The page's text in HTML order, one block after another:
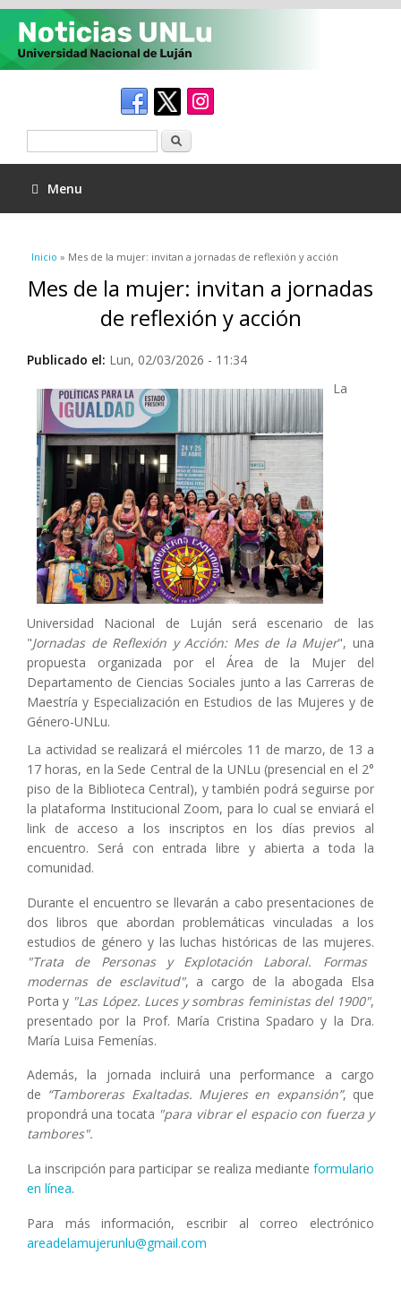
Menu
Se encuentra usted aquí
Inicio » Mes de la mujer: invitan a jornadas de reflexión y acción
Mes de la mujer: invitan a jornadas
de reflexión y acción
Publicado el: Lun, 02/03/2026 - 11:34
La
Universidad Nacional de Luján será escenario de las
"Jornadas de Reflexión y Acción: Mes de la Mujer", una
propuesta organizada por el Área de la Mujer del
Departamento de Ciencias Sociales junto a las Carreras de
Maestría y Especialización en Estudios de las Mujeres y de
Género-UNLu.
La actividad se realizará el miércoles 11 de marzo, de 13 a
17 horas, en la Sede Central de la UNLu (presencial en el 2°
piso de la Biblioteca Central), y también podrá seguirse por
la plataforma Institucional Zoom, para lo cual se enviará el
link de acceso a los inscriptos en los días previos al
encuentro. Será con entrada libre y abierta a toda la
comunidad.
Durante el encuentro se llevarán a cabo presentaciones de
dos libros que abordan problemáticas vinculadas a los
estudios de género y las luchas históricas de las mujeres.
"Trata de Personas y Explotación Laboral. Formas
modernas de esclavitud", a cargo de la abogada Elsa
Porta y "Las López. Luces y sombras feministas del 1900",
presentado por la Prof. María Cristina Spadaro y la Dra.
María Luisa Femenías.
Además, la jornada incluirá una performance a cargo
de “Tamboreras Exaltadas. Mujeres en expansión”, que
propondrá una tocata "para vibrar el espacio con fuerza y
tambores".
La inscripción para participar se realiza mediante formulario
en línea.
Para más información, escribir al correo electrónico
areadelamujerunlu@gmail.com